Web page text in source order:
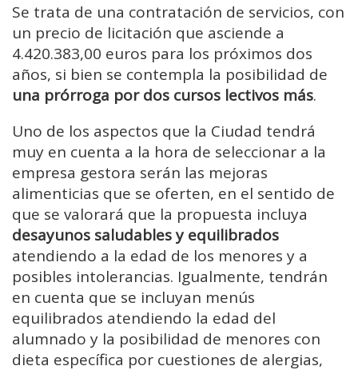
Se trata de una contratación de servicios, con
un precio de licitación que asciende a
4.420.383,00 euros para los próximos dos
años, si bien se contempla la posibilidad de
una prórroga por dos cursos lectivos más.
Uno de los aspectos que la Ciudad tendrá
muy en cuenta a la hora de seleccionar a la
empresa gestora serán las mejoras
alimenticias que se oferten, en el sentido de
que se valorará que la propuesta incluya
desayunos saludables y equilibrados
atendiendo a la edad de los menores y a
posibles intolerancias. Igualmente, tendrán
en cuenta que se incluyan menús
equilibrados atendiendo la edad del
alumnado y la posibilidad de menores con
dieta específica por cuestiones de alergias,